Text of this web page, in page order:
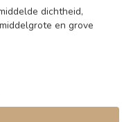
dichtheid,
en grove